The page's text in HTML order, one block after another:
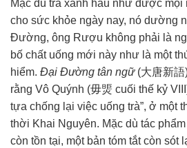
Mặc dù trà xanh hầu như được mọi
cho sức khỏe ngày nay, nó dường
Đường, ông Rượu không phải là
bố chất uống mới này như là một
hiểm. Đại Đường tân ngữ(大唐新語
rằng Vô Quýnh (毋煚 cuối thế kỷ
tựa chống lại việc uống trà”, ở một
thời Khai Nguyên. Mặc dù tác phẩm
còn tồn tại, một bản tóm tắtcòn sót